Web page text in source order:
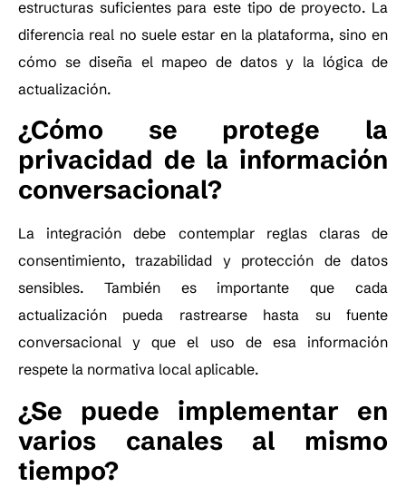
estructuras suficientes para este tipo de proyecto. La
diferencia real no suele estar en la plataforma, sino en
cómo se diseña el mapeo de datos y la lógica de
actualización.
¿Cómo se protege la
privacidad de la información
conversacional?
La integración debe contemplar reglas claras de
consentimiento, trazabilidad y protección de datos
sensibles. También es importante que cada
actualización pueda rastrearse hasta su fuente
conversacional y que el uso de esa información
respete la normativa local aplicable.
¿Se puede implementar en
varios canales al mismo
tiempo?